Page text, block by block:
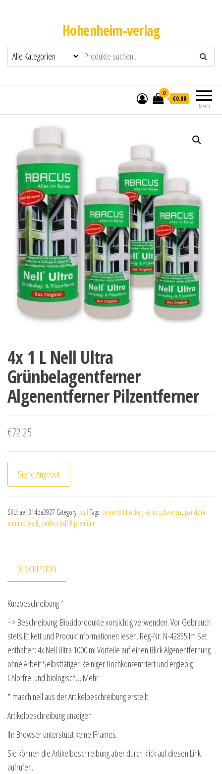
Hohenheim-verlag
Menü
0
€0.00
4x 1 L Nell Ultra
Grünbelagentferner
Algenentferner Pilzentferner
€72.25
Siehe Angebot
SKU: ae1314da3937 Category: null Tags: curver tritthocker, kirito schwerter, pandora
murano weiß, perfect pdf 9 premium
DESCRIPTION
Kurzbeschreibung *
–> Beschreibung: Biozidprodukte vorsichtig verwenden. Vor Gebrauch
stets Etikett und Produktinformationen lesen. Reg-Nr: N-42855 Im Set
enthalten: 4x Nell Ultra 1000 ml Vorteile auf einen Blick Algenentfernung
ohne Arbeit Selbsttätiger Reiniger Hochkonzentriert und ergiebig
Chlorfrei und biologisch… Mehr
* maschinell aus der Artikelbeschreibung erstellt
Artikelbeschreibung anzeigen
Ihr Browser unterstützt keine IFrames.
Sie können die Artikelbeschreibung aber durch klick auf diesen Link
aufrufen.